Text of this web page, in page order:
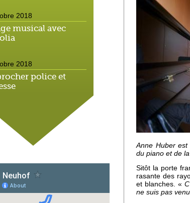
2018
musical avec
2018
police et
2018
face aux
à Fifa à la
Anne Huber est
du piano et de
Sitôt la porte
rasante des
et blanches. «
ne suis pas